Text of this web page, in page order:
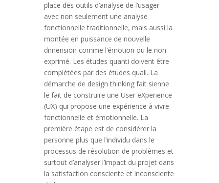
place des outils d’analyse de l’usager
avec non seulement une analyse
fonctionnelle traditionnelle, mais aussi la
montée en puissance de nouvelle
dimension comme l’émotion ou le non-
exprimé. Les études quanti doivent être
complétées par des études quali. La
démarche de design thinking fait sienne
le fait de construire une User eXperience
(UX) qui propose une expérience à vivre
fonctionnelle et émotionnelle. La
première étape est de considérer la
personne plus que l’individu dans le
processus de résolution de problèmes et
surtout d’analyser l’impact du projet dans
la satisfaction consciente et inconsciente